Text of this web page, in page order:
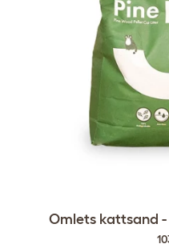
Omlets kattsand -